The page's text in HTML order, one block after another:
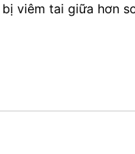
viêm tai giữa hơn